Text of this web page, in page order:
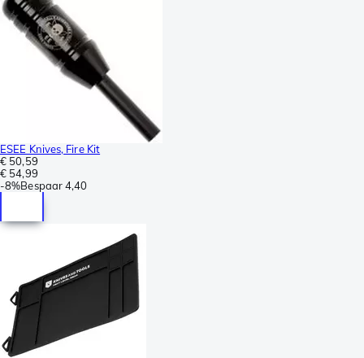
ESEE Knives, Fire Kit
€ 50,59
€ 54,99
-8%Bespaar4,40